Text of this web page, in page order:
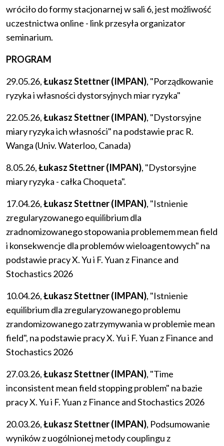
wróciło do formy stacjonarnej w sali 6, jest możliwość
uczestnictwa online - link przesyła organizator
seminarium.
PROGRAM
29.05.26,Łukasz Stettner (IMPAN), "Porządkowanie
ryzyka i własności dystorsyjnych miar ryzyka"
22.05.26,Łukasz Stettner (IMPAN), "Dystorsyjne
miary ryzyka ich własności" na podstawie prac R.
Wanga (Univ. Waterloo, Canada)
8.05.26,Łukasz Stettner (IMPAN), "Dystorsyjne
miary ryzyka - całka Choqueta".
17.04.26,Łukasz Stettner (IMPAN), "Istnienie
zregularyzowanego equilibrium dla
zradnomizowanego stopowania problemem mean field
i konsekwencje dla problemów wieloagentowych" na
podstawie pracy X. Yu i F. Yuan z Finance and
Stochastics 2026
10.04.26,Łukasz Stettner (IMPAN), "Istnienie
equilibrium dla zregularyzowanego problemu
zrandomizowanego zatrzymywania w problemie mean
field", na podstawie pracy X. Yu i F. Yuan z Finance and
Stochastics 2026
27.03.26,Łukasz Stettner (IMPAN), "Time
inconsistent mean field stopping problem" na bazie
pracy X. Yu i F. Yuan z Finance and Stochastics 2026
20.03.26,Łukasz Stettner (IMPAN), Podsumowanie
wyników z uogólnionej metody couplingu z